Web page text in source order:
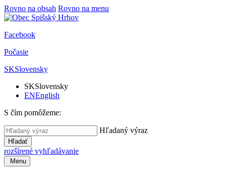
Rovno na obsah Rovno na menu
Facebook
Počasie
SKSlovensky
SKSlovensky
ENEnglish
S čím pomôžeme:
Hľadaný výraz
Hľadať
rozšírené vyhľadávanie
Menu